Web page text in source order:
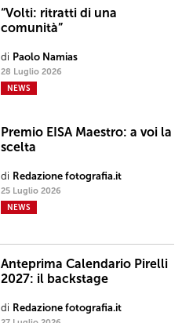
“Volti: ritratti di una
comunità”
di Paolo Namias
28 Luglio 2026
NEWS
Premio EISA Maestro: a voi la
scelta
di Redazione fotografia.it
25 Luglio 2026
NEWS
Anteprima Calendario Pirelli
2027: il backstage
di Redazione fotografia.it